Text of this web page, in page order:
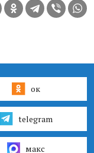
ок
telegram
макс